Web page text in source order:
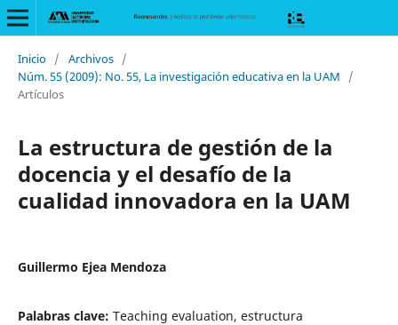
Inicio / Archivos /
Núm. 55 (2009): No. 55, La investigación educativa en la UAM
/
Artículos
La estructura de gestión de la
docencia y el desafío de la
cualidad innovadora en la UAM
Guillermo Ejea Mendoza
Palabras clave: Teaching evaluation, estructura